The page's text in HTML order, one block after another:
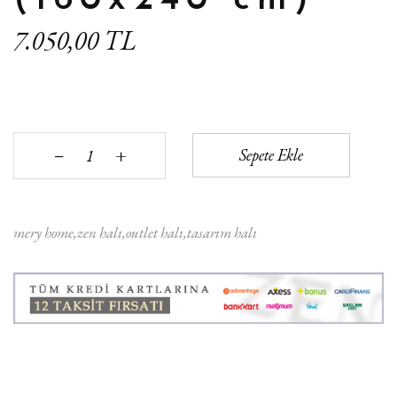
7.050,00 TL
‒ + Sepete Ekle
mery homezen halı outlet halı tasarım halı